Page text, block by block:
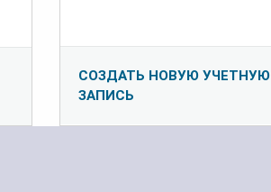
СОЗДАТЬ НОВУЮ УЧЕТНУЮ
ЗАПИСЬ